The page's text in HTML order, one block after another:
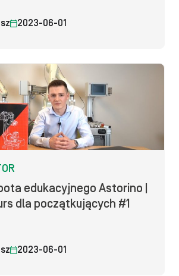
2023-06-01
edukacyjnego Astorino |
dla początkujących #1
2023-06-01